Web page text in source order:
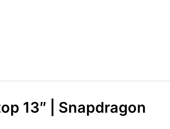
13″ | Snapdragon